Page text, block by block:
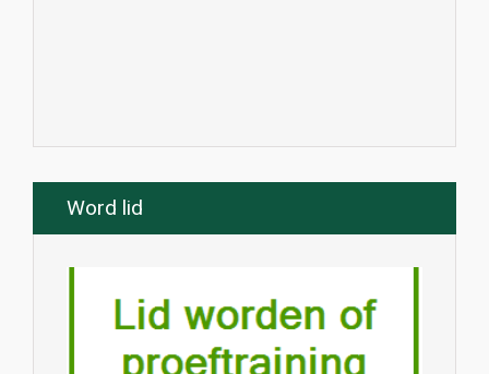
Word lid